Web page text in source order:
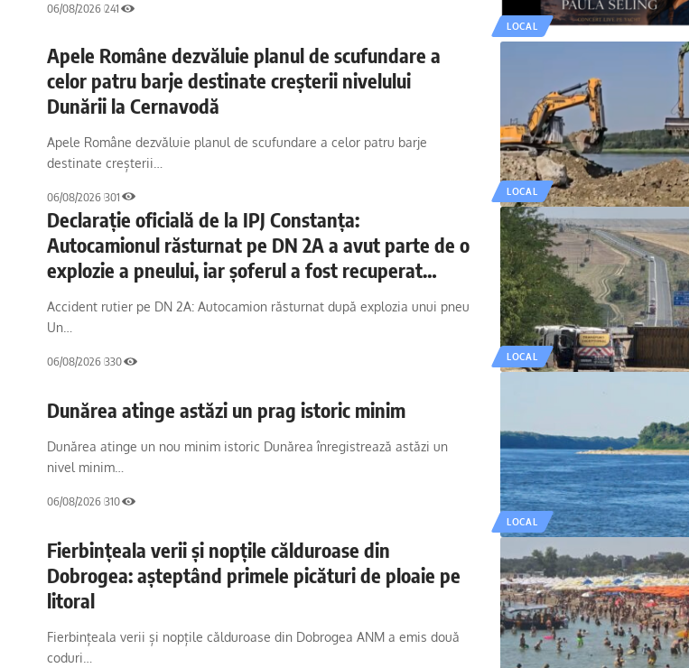
LOCAL
06/08/2026 241
LOCAL
Apele Române dezvăluie planul de scufundare a
celor patru barje destinate creșterii nivelului
Dunării la Cernavodă
Apele Române dezvăluie planul de scufundare a celor patru barje
destinate creșterii…
06/08/2026 301
LOCAL
Declarație oficială de la IPJ Constanța:
Autocamionul răsturnat pe DN 2A a avut parte de o
explozie a pneului, iar șoferul a fost recuperat
inconștient din cabina vehiculului
Accident rutier pe DN 2A: Autocamion răsturnat după explozia unui pneu
Un…
06/08/2026 330
LOCAL
Dunărea atinge astăzi un prag istoric minim
Dunărea atinge un nou minim istoric Dunărea înregistrează astăzi un
nivel minim…
06/08/2026 310
Fierbințeala verii și nopțile călduroase din
Dobrogea: așteptând primele picături de ploaie pe
litoral
Fierbințeala verii și nopțile călduroase din Dobrogea ANM a emis două
coduri…